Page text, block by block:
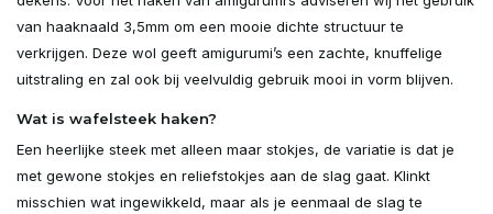
Uitverkocht
Uitverkocht
van haaknaald 3,5mm om een mooie dichte structuur te
verkrijgen. Deze wol geeft amigurumi’s een zachte, knuffelige
uitstraling en zal ook bij veelvuldig gebruik mooi in vorm blijven.
Wat is wafelsteek haken?
Een heerlijke steek met alleen maar stokjes, de variatie is dat je
met gewone stokjes en reliefstokjes aan de slag gaat. Klinkt
misschien wat ingewikkeld, maar als je eenmaal de slag te